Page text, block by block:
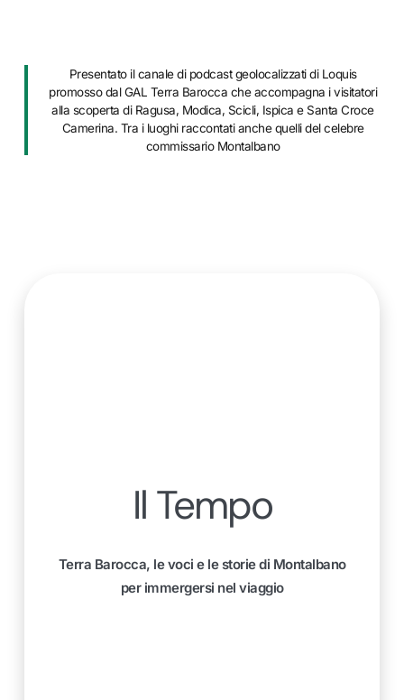
Presentato il canale di podcast geolocalizzati di Loquis
promosso dal GAL Terra Barocca che accompagna i visitatori
alla scoperta di Ragusa, Modica, Scicli, Ispica e Santa Croce
Camerina. Tra i luoghi raccontati anche quelli del celebre
commissario Montalbano
Il Tempo
Terra Barocca, le voci e le storie di Montalbano
per immergersi nel viaggio